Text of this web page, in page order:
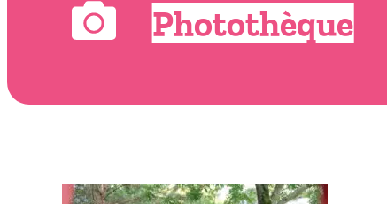
Photothèque